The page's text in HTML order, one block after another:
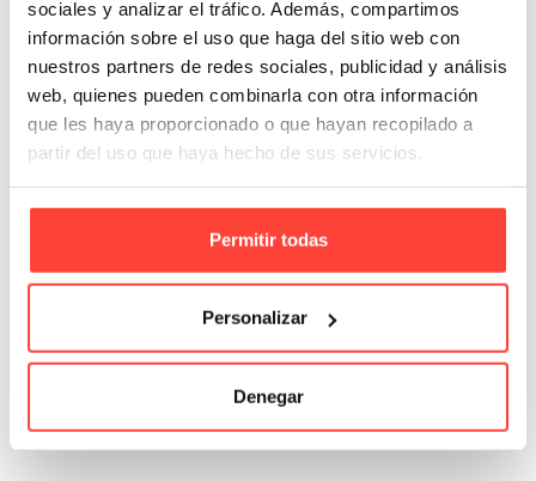
sociales y analizar el tráfico. Además, compartimos
información sobre el uso que haga del sitio web con
nuestros partners de redes sociales, publicidad y análisis
web, quienes pueden combinarla con otra información
que les haya proporcionado o que hayan recopilado a
partir del uso que haya hecho de sus servicios.
Permitir todas
Personalizar
Denegar
3,45 € 3,10 €
Añadir A La Cesta